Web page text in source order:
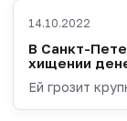
14.10.2022
В Санкт-
хищении
Ей грозит